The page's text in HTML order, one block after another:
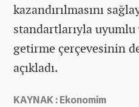
kazandırılmasını
standartlarıyla
getirme çerçevesinin
açıkladı.
KAYNAK : Ekonomim